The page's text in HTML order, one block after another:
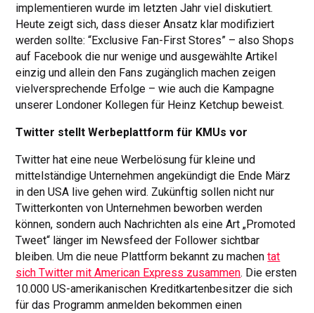
implementieren wurde im letzten Jahr viel diskutiert.
Heute zeigt sich, dass dieser Ansatz klar modifiziert
werden sollte: “Exclusive Fan-First Stores” – also Shops
auf Facebook die nur wenige und ausgewählte Artikel
einzig und allein den Fans zugänglich machen zeigen
vielversprechende Erfolge – wie auch die Kampagne
unserer Londoner Kollegen für Heinz Ketchup beweist.
Twitter stellt Werbeplattform für KMUs vor
Twitter hat eine neue Werbelösung für kleine und
mittelständige Unternehmen angekündigt die Ende März
in den USA live gehen wird. Zukünftig sollen nicht nur
Twitterkonten von Unternehmen beworben werden
können, sondern auch Nachrichten als eine Art „Promoted
Tweet“ länger im Newsfeed der Follower sichtbar
bleiben. Um die neue Plattform bekannt zu machentat
sich Twitter mit American Express zusammen. Die ersten
10.000 US-amerikanischen Kreditkartenbesitzer die sich
für das Programm anmelden bekommen einen